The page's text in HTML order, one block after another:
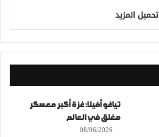
تحميل المزيد
تياغو أفيلا: غزة أكبر معسكر
مغلق في العالم
08/06/2026